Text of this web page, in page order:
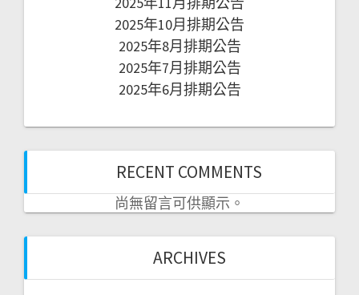
2025年10月排期公告
2025年8月排期公告
2025年7月排期公告
2025年6月排期公告
RECENT COMMENTS
尚無留言可供顯示。
ARCHIVES